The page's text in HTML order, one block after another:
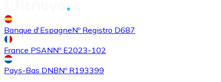
Banque d'EspagneNº Registro D687
France PSANNº E2023-102
Pays-Bas DNBNº R193399